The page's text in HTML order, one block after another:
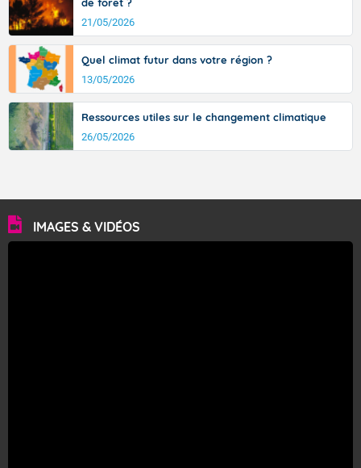
21/05/2026
Quel climat futur dans votre région ?
13/05/2026
Ressources utiles sur le changement climatique
26/05/2026
IMAGES & VIDÉOS